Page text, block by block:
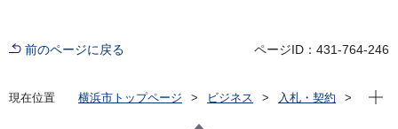
前のページに戻る ページID：431-764-246
現在位置 横浜市トップページ ビジネス
入札・契約
現在